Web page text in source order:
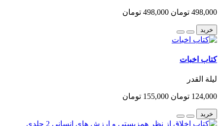
498,000 تومان 498,000 تومان
خرید
کتاب اخبات
لیلة القدر
124,000 تومان 155,000 تومان
خرید